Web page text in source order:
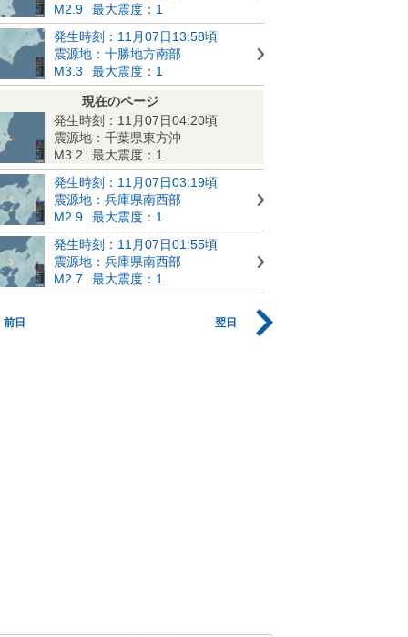
M2.9
最大震度：1
発生時刻：11月07日13:58頃
震源地：十勝地方南部
M3.3
最大震度：1
現在のページ
発生時刻：11月07日04:20頃
震源地：千葉県東方沖
M3.2
最大震度：1
発生時刻：11月07日03:19頃
震源地：兵庫県南西部
M2.9
最大震度：1
発生時刻：11月07日01:55頃
震源地：兵庫県南西部
M2.7
最大震度：1
前日 翌日